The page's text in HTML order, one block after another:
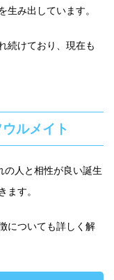
生み出しています。
続けており、現在も
ルメイト
の人と相性が良い誕生
ます。
についても詳しく解